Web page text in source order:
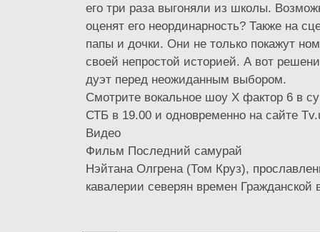
его три раза выгоняли из школы.
оценят его неординарность? Также на
папы и дочки. Они не только покажут
своей непростой историей. А вот
дуэт перед неожиданным выбором.
Смотрите вокальное шоу Х фактор 6 в
СТБ в 19.00 и одновременно на сайте
Видео
Фильм Последний самурай
Нэйтана Олгрена (Том Круз),
кавалерии северян времен Гражданской